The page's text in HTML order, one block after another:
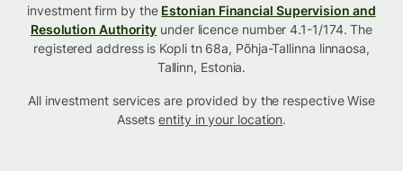
investment firm by the Estonian Financial Supervision and
Resolution Authority under licence number 4.1-1/174. The
registered address is Kopli tn 68a, Põhja-Tallinna linnaosa,
Tallinn, Estonia.
All investment services are provided by the respective Wise
Assetsentity in your location.